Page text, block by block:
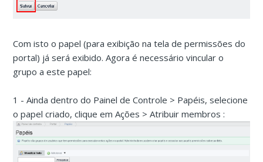
Com isto o papel (para exibição na tela de permissões do
portal) já será exibido. Agora é necessário vincular o
grupo a este papel:
1 - Ainda dentro do Painel de Controle > Papéis, selecione
o papel criado, clique em Ações > Atribuir membros :